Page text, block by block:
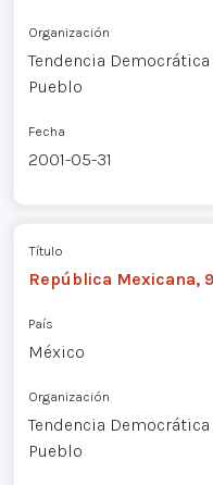
Organización
Tendencia
Pueblo
Fecha
2001-05-31
Título
República Mexicana,
País
México
Organización
Tendencia
Pueblo